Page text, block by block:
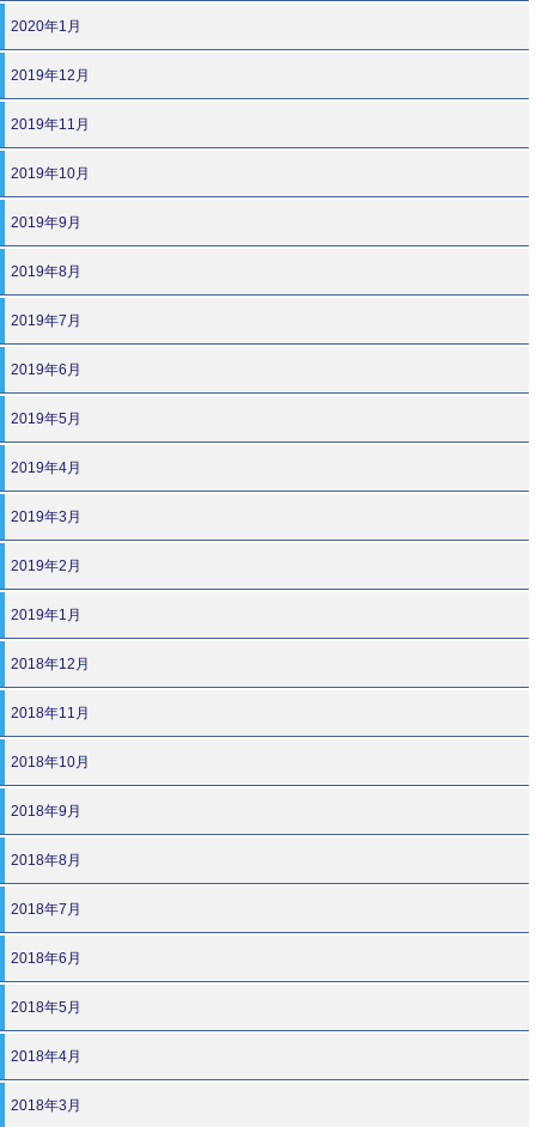
2020年1月
2019年12月
2019年11月
2019年10月
2019年9月
2019年8月
2019年7月
2019年6月
2019年5月
2019年4月
2019年3月
2019年2月
2019年1月
2018年12月
2018年11月
2018年10月
2018年9月
2018年8月
2018年7月
2018年6月
2018年5月
2018年4月
2018年3月